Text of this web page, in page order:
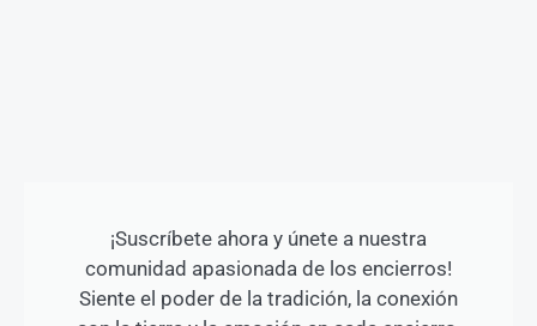
¡Suscríbete ahora y únete a nuestra
comunidad apasionada de los encierros!
Siente el poder de la tradición, la conexión